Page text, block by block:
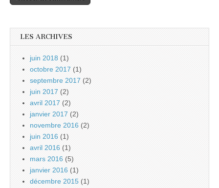
LES ARCHIVES
juin 2018 (1)
octobre 2017 (1)
septembre 2017 (2)
juin 2017 (2)
avril 2017 (2)
janvier 2017 (2)
novembre 2016 (2)
juin 2016 (1)
avril 2016 (1)
mars 2016 (5)
janvier 2016 (1)
décembre 2015 (1)